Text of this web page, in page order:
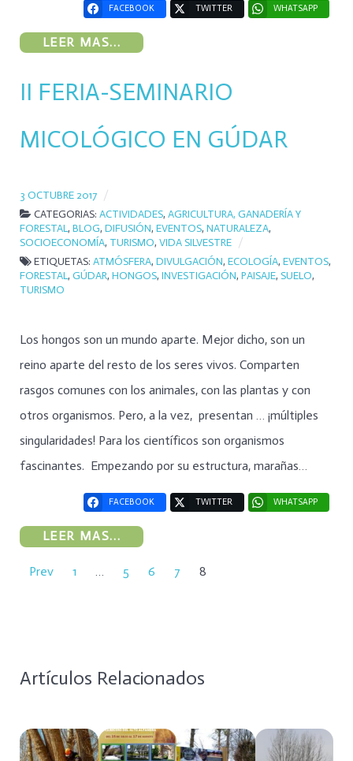
FACEBOOK TWITTER WHATSAPP
LEER MAS...
II FERIA-SEMINARIO
MICOLÓGICO EN GÚDAR
3 OCTUBRE 2017
CATEGORIAS: ACTIVIDADES, AGRICULTURA, GANADERÍA Y
FORESTAL, BLOG, DIFUSIÓN, EVENTOS, NATURALEZA,
SOCIOECONOMÍA, TURISMO, VIDA SILVESTRE
ETIQUETAS: ATMÓSFERA, DIVULGACIÓN, ECOLOGÍA, EVENTOS,
FORESTAL, GÚDAR, HONGOS, INVESTIGACIÓN, PAISAJE, SUELO,
TURISMO
Los hongos son un mundo aparte. Mejor dicho, son un
reino aparte del resto de los seres vivos. Comparten
rasgos comunes con los animales, con las plantas y con
otros organismos. Pero, a la vez, presentan … ¡múltiples
singularidades! Para los científicos son organismos
fascinantes. Empezando por su estructura, marañas…
FACEBOOK TWITTER WHATSAPP
LEER MAS...
Prev 1 5 6 7 8
Artículos Relacionados